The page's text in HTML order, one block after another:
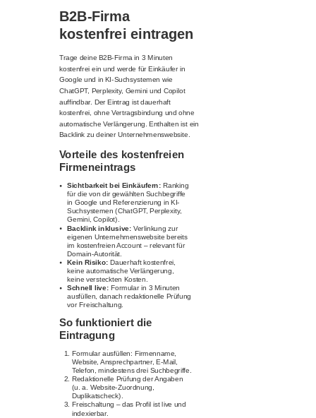
B2B-Firma
kostenfrei eintragen
Trage deine B2B-Firma in 3 Minuten
kostenfrei ein und werde für Einkäufer in
Google und in KI-Suchsystemen wie
ChatGPT, Perplexity, Gemini und Copilot
auffindbar. Der Eintrag ist dauerhaft
kostenfrei, ohne Vertragsbindung und ohne
automatische Verlängerung. Enthalten ist ein
Backlink zu deiner Unternehmenswebsite.
Vorteile des kostenfreien
Firmeneintrags
Sichtbarkeit bei Einkäufern: Ranking
für die von dir gewählten Suchbegriffe
in Google und Referenzierung in KI-
Suchsystemen (ChatGPT, Perplexity,
Gemini, Copilot).
Backlink inklusive: Verlinkung zur
eigenen Unternehmenswebsite bereits
im kostenfreien Account – relevant für
Domain-Autorität.
Kein Risiko: Dauerhaft kostenfrei,
keine automatische Verlängerung,
keine versteckten Kosten.
Schnell live: Formular in 3 Minuten
ausfüllen, danach redaktionelle Prüfung
vor Freischaltung.
So funktioniert die
Eintragung
Formular ausfüllen: Firmenname,
Website, Ansprechpartner, E-Mail,
Telefon, mindestens drei Suchbegriffe.
Redaktionelle Prüfung der Angaben
(u. a. Website-Zuordnung,
Duplikatscheck).
Freischaltung – das Profil ist live und
indexierbar.